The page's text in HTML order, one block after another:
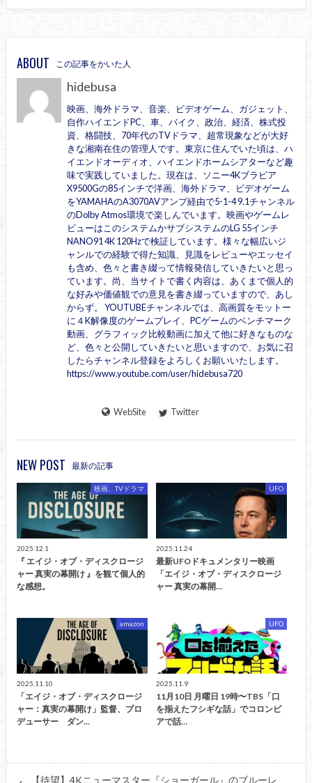
ABOUT この記事をかいた人
hidebusa
映画、海外ドラマ、音楽、ビデオゲーム、ガジェット、
自作ハイエンドPC、車、バイク、政治、経済、株式投
資、格闘技、70年代のTVドラマ、超常現象などが大好
きな湘南在住の管理人です。東京に住んでいた頃は、ハ
イエンドオーディオ、ハイエンドホームシアターなど趣
味で実践していました。現在は、ソニー4Kブラビア
X9500Gの85インチで洋画、海外ドラマ、ビデオゲーム
をYAMAHAのA3070AVアンプ経由で5-1-4 9.1チャンネル
のDolby Atmos環境で楽しんでいます。映画やゲームレ
ビューはこのシステムかサブシステムのLG 55インチ
NANO91 4K 120Hzで検証しています。様々な幅広いジ
ャンルでの経験で得た知識、見識をレビューやエッセイ
も含め、色々と書き綴って情報発信していきたいと思っ
ています。尚、当サイトで書く内容は、あくまで個人的
な好みや価値観での意見を書き綴っていますので、あし
からず。 YOUTUBEチャンネルでは、高画質をモットー
に４K解像度のゲームプレイ、PCゲームのベンチマーク
動画、グラフィック比較動画に加えて他に好きなものな
ど、色々と公開していきたいと思いますので、お気に召
したらチャンネル登録をよろしくお願いいたします。
https://www.youtube.com/user/hidebusa720
WebSite Twitter
NEW POST 最新の記事
映画、TVドラマ
2025.12.1
『 エイジ・オブ・ディスクロージ
ャー 真実の幕開け 』を観て個人的
な感想。
UFO
2025.11.24
最新UFOドキュメンタリー映画
「エイジ・オブ・ディスクロージ
ャー 真実の幕開…
amazon
2025.11.10
「エイジ・オブ・ディスクロージ
ャー：真実の幕開け」監督、プロ
デューサー ダン…
UFO
2025.11.9
11月10日 月曜日 19時〜TBS「口
を揃えたフシギな話」でコロンビ
アで話…
【待望】4Kニューマスター『ショーガール』のブルーレ